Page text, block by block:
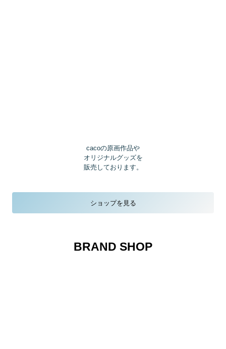
cacoの原画作品や
オリジナルグッズを
販売しております。
ショップを見る
BRAND SHOP